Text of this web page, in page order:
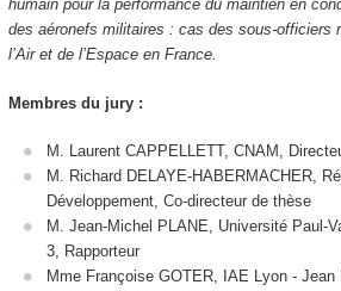
humain pour la performance du maintien en
des aéronefs militaires : cas des sous-officiers
l’Air et de l’Espace en France.
Membres du jury :
M. Laurent CAPPELLETT, CNAM,
M. Richard DELAYE-HABERMACHER,
Développement, Co-directeur de thèse
M. Jean-Michel PLANE, Université Paul-
3, Rapporteur
Mme Françoise GOTER, IAE Lyon - Jean